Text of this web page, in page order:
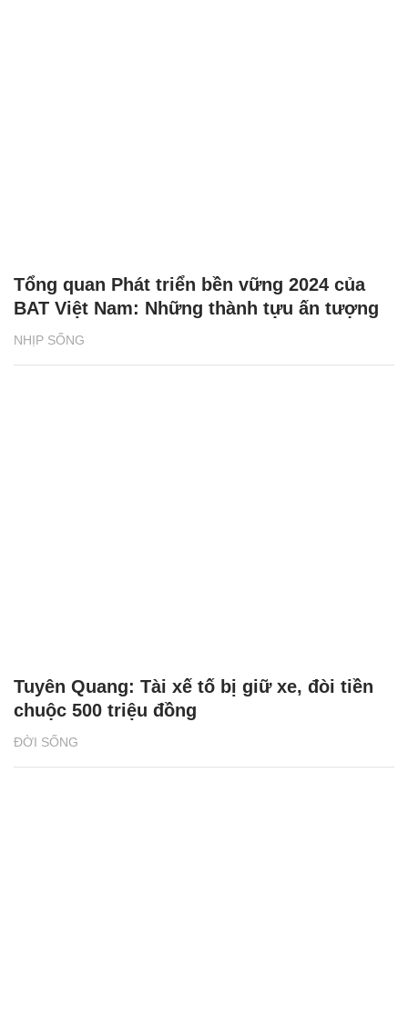
NHỊP SỐNG
Tổng quan Phát triển bền vững 2024 của
BAT Việt Nam: Những thành tựu ấn tượng
ĐỜI SỐNG
Tuyên Quang: Tài xế tố bị giữ xe, đòi tiền
chuộc 500 triệu đồng